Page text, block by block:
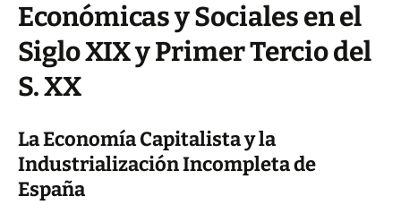
Económicas y Sociales en el
Siglo XIX y Primer Tercio del
S. XX
La Economía Capitalista y la
Industrialización Incompleta de
España